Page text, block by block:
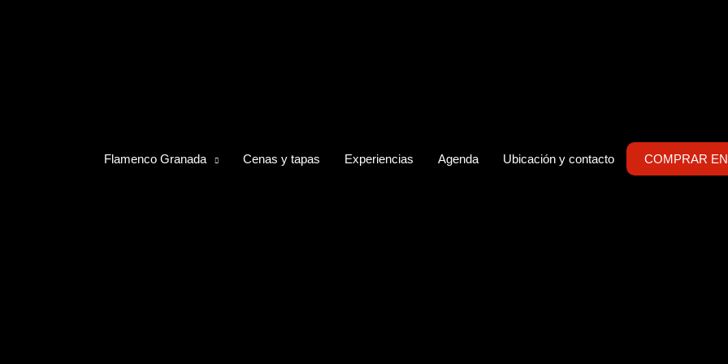
Flamenco Granada Cenas y tapas Experiencias Agenda Ubicación y contacto COMPRAR